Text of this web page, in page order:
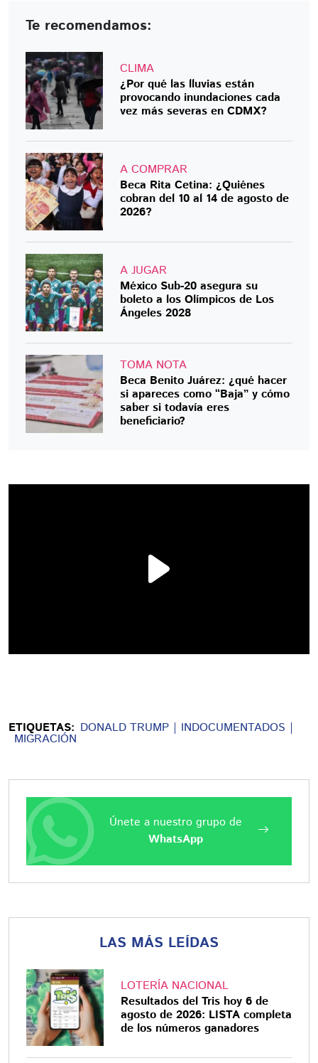
Te recomendamos:
CLIMA
¿Por qué las lluvias están
provocando inundaciones cada
vez más severas en CDMX?
A COMPRAR
Beca Rita Cetina: ¿Quiénes
cobran del 10 al 14 de agosto de
2026?
A JUGAR
México Sub-20 asegura su
boleto a los Olímpicos de Los
Ángeles 2028
TOMA NOTA
Beca Benito Juárez: ¿qué hacer
si apareces como “Baja” y cómo
saber si todavía eres
beneficiario?
ETIQUETAS: DONALD TRUMP INDOCUMENTADOS
MIGRACIÓN
Únete a nuestro grupo de
WhatsApp
LAS MÁS LEÍDAS
LOTERÍA NACIONAL
Resultados del Tris hoy 6 de
agosto de 2026: LISTA completa
de los números ganadores